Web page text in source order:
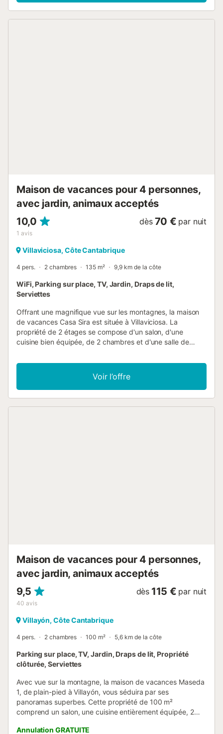
entre confort, tradition et l’authenticité de la campagne
Maison de vacances pour 4 personnes,
avec jardin, animaux acceptés
10,0
1 avis
dès 70 € par nuit
Villaviciosa, Côte Cantabrique
4 pers. 2 chambres 135 m² 9,9 km de la côte
WiFi, Parking sur place, TV, Jardin, Draps de lit,
Serviettes
Offrant une magnifique vue sur les montagnes, la maison
de vacances Casa Sira est située à Villaviciosa. La
propriété de 2 étages se compose d'un salon, d'une
cuisine bien équipée, de 2 chambres et d'une salle de
équipements supplémentaires comprennent un Wi-Fi haut
débit (adapté aux appels vidéo) avec un espace de travail
dédié pour le télétravail, une télévision ainsi qu'une
machine à laver. Un lit bébé et une chaise haute sont
Voir l’offre
Maison de vacances pour 4 personnes,
avec jardin, animaux acceptés
9,5
40 avis
dès 115 € par nuit
Villayón, Côte Cantabrique
4 pers. 2 chambres 100 m² 5,6 km de la côte
Parking sur place, TV, Jardin, Draps de lit, Propriété
clôturée, Serviettes
Avec vue sur la montagne, la maison de vacances Maseda
1, de plain-pied à Villayón, vous séduira par ses
panoramas superbes. Cette propriété de 100 m²
comprend un salon, une cuisine entièrement équipée, 2
personnes. Vous profitez également d'une télévision et
Annulation GRATUITE